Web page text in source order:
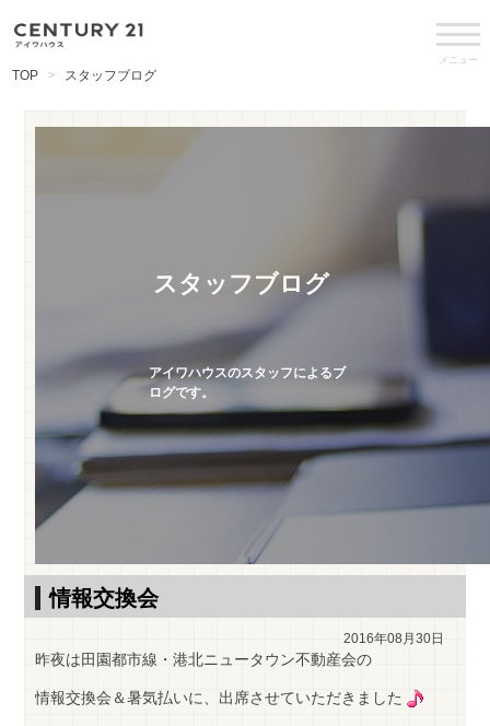
メニュー
TOP スタッフブログ
スタッフブログ
アイワハウスのスタッフによるブ
ログです。
情報交換会
2016年08月30日
昨夜は田園都市線・港北ニュータウン不動産会の
情報交換会＆暑気払いに、出席させていただきました